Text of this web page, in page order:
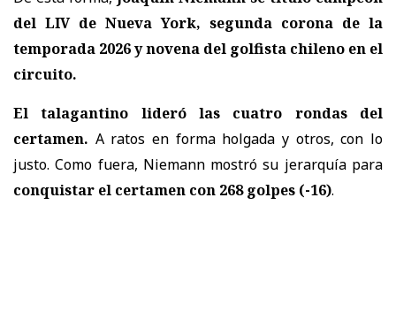
del LIV de Nueva York, segunda corona de la
temporada 2026 y novena del golfista chileno en el
circuito.
El talagantino lideró las cuatro rondas del
certamen. A ratos en forma holgada y otros, con lo
justo. Como fuera, Niemann mostró su jerarquía para
conquistar el certamen con 268 golpes (-16).